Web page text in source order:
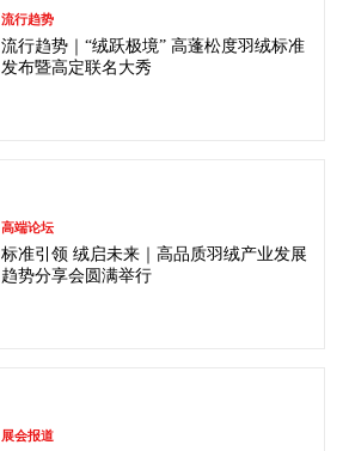
流行趋势
流行趋势｜“绒跃极境” 高蓬松度羽绒标准
发布暨高定联名大秀
高端论坛
标准引领 绒启未来｜高品质羽绒产业发展
趋势分享会圆满举行
展会报道